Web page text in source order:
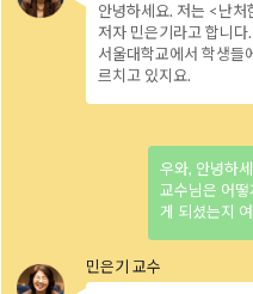
안녕하세요. 저는 <난처
저자 민은기라고 합니다.
서울대학교에서 학생들
르치고 있지요.
우와, 안녕하
교수님은 어
게 되셨는지